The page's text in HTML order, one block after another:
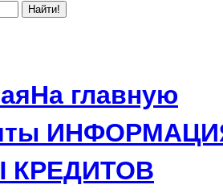
На главную
КРЕДИТОВ